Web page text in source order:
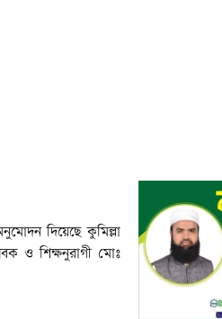
দিয়েছে কুমিল্লা
ও শিক্ষনুরাগী মোঃ